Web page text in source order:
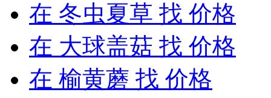
在 冬虫夏草 找 价格
在 大球盖菇 找 价格
在 榆黄蘑 找 价格